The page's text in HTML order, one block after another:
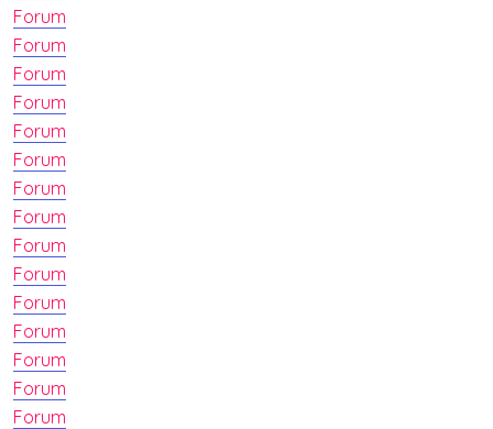
Forum
Forum
Forum
Forum
Forum
Forum
Forum
Forum
Forum
Forum
Forum
Forum
Forum
Forum
Forum